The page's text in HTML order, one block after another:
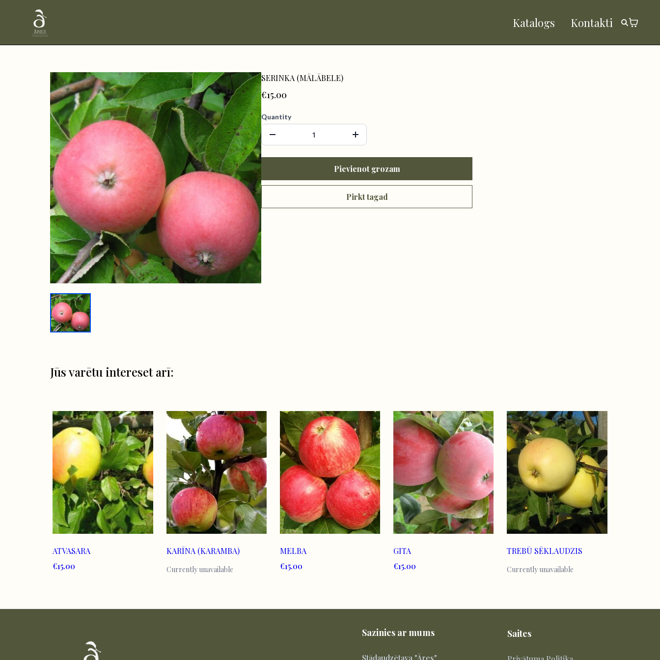
Katalogs Kontakti
SERINKA (MĀLĀBELE)
€15.00
Quantity
Pievienot grozam
Pirkt tagad
Jūs varētu intereset arī:
ATVASARA
€15.00
KARĪNA (KARAMBA)
Currently unavailable
MELBA
€15.00
GITA
€15.00
TREBŪ SĒKLAUDZIS
Currently unavailable
Sazinies ar mums
Stādaudzētava "Āres"
Saites